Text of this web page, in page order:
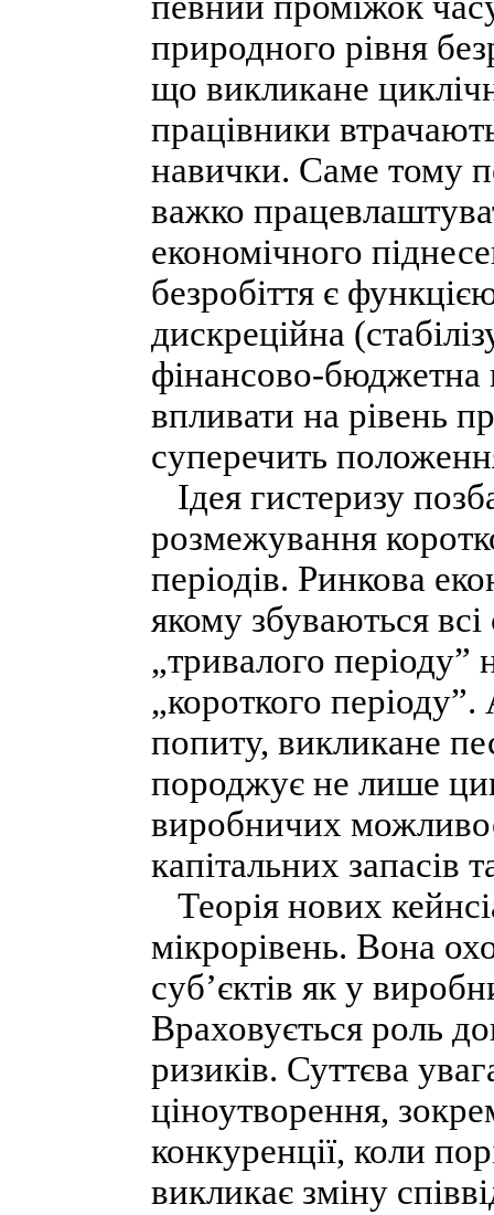
природного рівня
що викликане
працівники
навички. Саме тому
важко
економічного
безробіття є
дискреційна
фінансово-бюджетна
впливати на рівень
суперечить
Ідея гистеризу
розмежування
періодів. Ринкова
якому збуваються
„тривалого періоду”
„короткого
попиту, викликане
породжує не лише
виробничих
капітальних запасів
Теорія нових
мікрорівень. Вона
суб’єктів як у
Враховується роль
ризиків. Суттєва
ціноутворення,
конкуренції, коли
викликає зміну